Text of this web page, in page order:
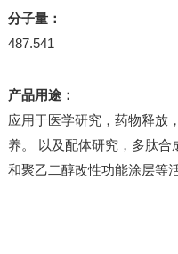
分子量：
487.541
产品用途：
应用于医学研究，药物释放
养。 以及配体研究，多肽
和聚乙二醇改性功能涂层等